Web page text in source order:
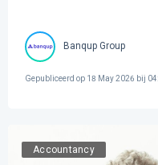
Banqup Group
Gepubliceerd op 18 May 2026 bij
Accountancy